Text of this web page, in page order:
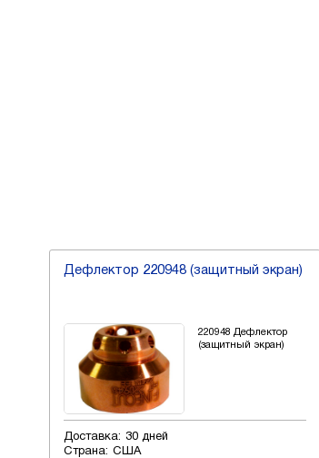
Дефлектор 220948 (защитный экран)
220948 Дефлектор
(защитный экран)
Доставка: 30 дней
Страна: США